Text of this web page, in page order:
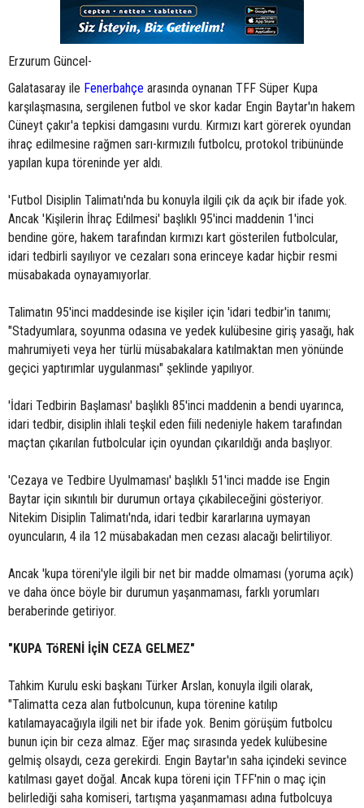
Erzurum Güncel-
Galatasaray ile Fenerbahçe arasında oynanan TFF Süper Kupa
karşılaşmasına, sergilenen futbol ve skor kadar Engin Baytar'ın hakem
Cüneyt çakır'a tepkisi damgasını vurdu. Kırmızı kart görerek oyundan
ihraç edilmesine rağmen sarı-kırmızılı futbolcu, protokol tribününde
yapılan kupa töreninde yer aldı.
'Futbol Disiplin Talimatı'nda bu konuyla ilgili çık da açık bir ifade yok.
Ancak 'Kişilerin İhraç Edilmesi' başlıklı 95'inci maddenin 1'inci
bendine göre, hakem tarafından kırmızı kart gösterilen futbolcular,
idari tedbirli sayılıyor ve cezaları sona erinceye kadar hiçbir resmi
müsabakada oynayamıyorlar.
Talimatın 95'inci maddesinde ise kişiler için 'idari tedbir'in tanımı;
"Stadyumlara, soyunma odasına ve yedek kulübesine giriş yasağı, hak
mahrumiyeti veya her türlü müsabakalara katılmaktan men yönünde
geçici yaptırımlar uygulanması" şeklinde yapılıyor.
'İdari Tedbirin Başlaması' başlıklı 85'inci maddenin a bendi uyarınca,
idari tedbir, disiplin ihlali teşkil eden fiili nedeniyle hakem tarafından
maçtan çıkarılan futbolcular için oyundan çıkarıldığı anda başlıyor.
'Cezaya ve Tedbire Uyulmaması' başlıklı 51'inci madde ise Engin
Baytar için sıkıntılı bir durumun ortaya çıkabileceğini gösteriyor.
Nitekim Disiplin Talimatı'nda, idari tedbir kararlarına uymayan
oyuncuların, 4 ila 12 müsabakadan men cezası alacağı belirtiliyor.
Ancak 'kupa töreni'yle ilgili bir net bir madde olmaması (yoruma açık)
ve daha önce böyle bir durumun yaşanmaması, farklı yorumları
beraberinde getiriyor.
"KUPA TöRENİ İçİN CEZA GELMEZ"
Tahkim Kurulu eski başkanı Türker Arslan, konuyla ilgili olarak,
"Talimatta ceza alan futbolcunun, kupa törenine katılıp
katılamayacağıyla ilgili net bir ifade yok. Benim görüşüm futbolcu
bunun için bir ceza almaz. Eğer maç sırasında yedek kulübesine
gelmiş olsaydı, ceza gerekirdi. Engin Baytar'ın saha içindeki sevince
katılması gayet doğal. Ancak kupa töreni için TFF'nin o maç için
belirlediği saha komiseri, tartışma yaşanmaması adına futbolcuya